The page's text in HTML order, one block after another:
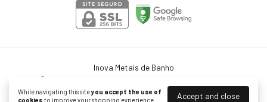
While navigating this siteyou accept the use of
cookies to improve your shopping experience. Accept and close
Inova Metais de Banho
©2026. Inova Metais - 45754364000103. All rights reserved.